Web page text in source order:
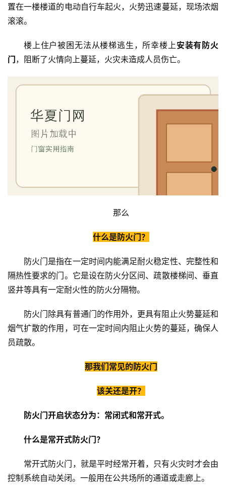
置在一楼楼道的电动自行车起火，火势迅速蔓延，现场浓烟
滚滚。
楼上住户被困无法从楼梯逃生，所幸楼上安装有防火
门 ，阻断了火情向上蔓延，火灾未造成人员伤亡。
那么
什么是防火门？
防火门是指在一定时间内能满足耐火稳定性、完整性和
隔热性要求的门。它是设在防火分区间、疏散楼梯间、垂直
竖井等具有一定耐火性的防火分隔物。
防火门除具有普通门的作用外，更具有阻止火势蔓延和
烟气扩散的作用，可在一定时间内阻止火势的蔓延，确保人
员疏散。
那我们常见的防火门
该关还是开？
防火门开启状态分为：常闭式和常开式。
什么是常开式防火门？
常开式防火门，就是平时经常开着，只有火灾时才会由
控制系统自动关闭。一般用在公共场所的通道或走廊上。